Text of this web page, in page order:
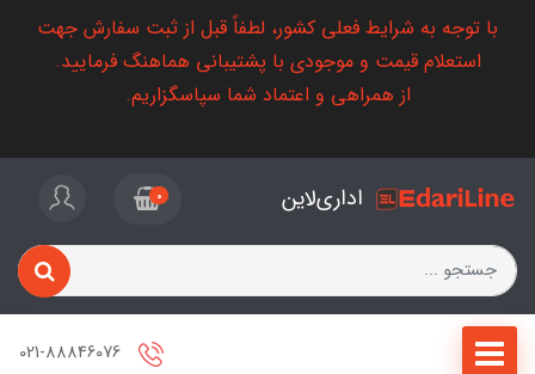
با توجه به شرایط فعلی کشور، لطفاً قبل از ثبت سفارش جهت
استعلام قیمت و موجودی با پشتیبانی هماهنگ فرمایید.
از همراهی و اعتماد شما سپاسگزاریم.
اداری‌لاین 0